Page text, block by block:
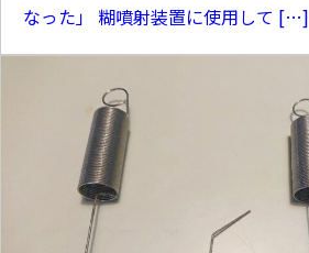
なった」 糊噴射装置に使用して […]